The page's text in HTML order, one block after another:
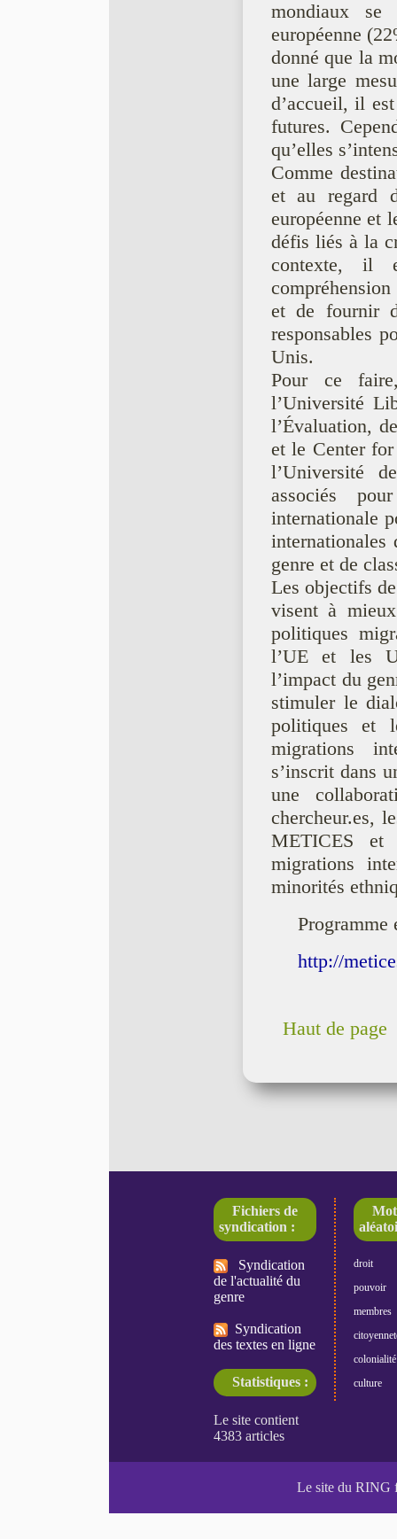
mondiaux se
européenne
donné que la
une large
d’accueil, il
futures.
qu’elles
Comme
et au regard
européenne et
défis liés à la
contexte, il
et de fournir
responsables
Unis.
Pour ce
l’Université
l’Évaluation,
et le Center
l’Université
associés
internationale
internationales
genre et de
Les objectifs
visent à
politiques
l’UE et les
l’impact du
stimuler le
politiques et
migrations
s’inscrit dans
une
chercheur.es,
METICES
migrations
minorités
Programme
http://
Haut de page
Fichiers de
syndication :
Syndication
de l'actualité du
genre
Syndication
des textes en ligne
Statistiques :
droit
pouvoir
membres
colonialité
culture
Le site du RING